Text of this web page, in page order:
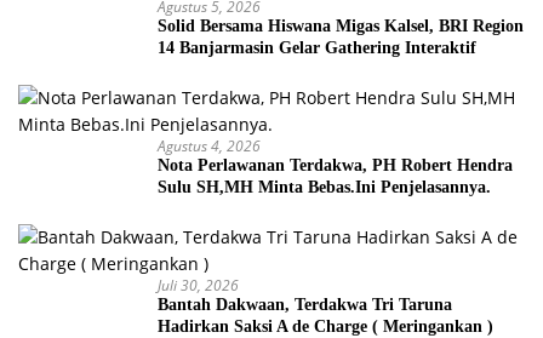
Agustus 5, 2026
Solid Bersama Hiswana Migas Kalsel, BRI Region
14 Banjarmasin Gelar Gathering Interaktif
Agustus 4, 2026
Nota Perlawanan Terdakwa, PH Robert Hendra
Sulu SH,MH Minta Bebas.Ini Penjelasannya.
Juli 30, 2026
Bantah Dakwaan, Terdakwa Tri Taruna
Hadirkan Saksi A de Charge ( Meringankan )